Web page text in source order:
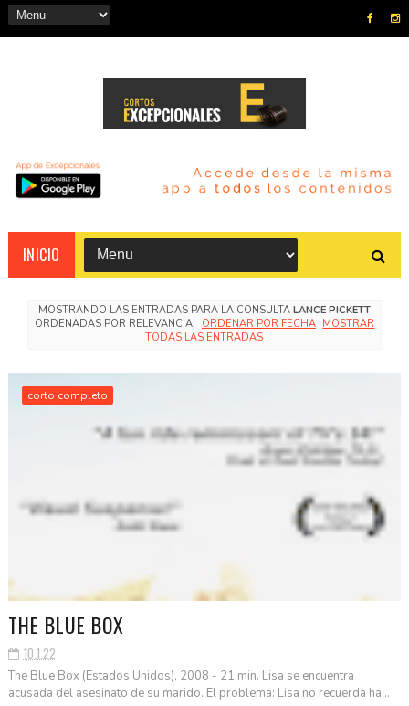
INICIO
MOSTRANDO LAS ENTRADAS PARA LA CONSULTA LANCE PICKETT
ORDENADAS POR RELEVANCIA. ORDENAR POR FECHA MOSTRAR
TODAS LAS ENTRADAS
corto completo
THE BLUE BOX
10.1.22
The Blue Box (Estados Unidos), 2008 - 21 min. Lisa se encuentra
acusada del asesinato de su marido. El problema: Lisa no recuerda ha...